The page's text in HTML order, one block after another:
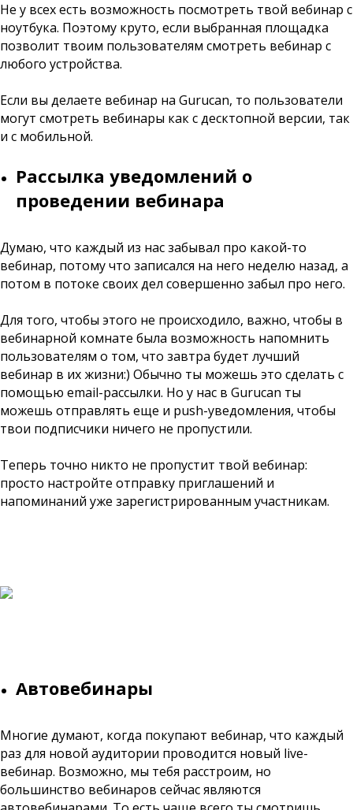
Не у всех есть возможность посмотреть твой вебинар с
ноутбука. Поэтому круто, если выбранная площадка
позволит твоим пользователям смотреть вебинар с
любого устройства.
Если вы делаете вебинар на Gurucan, то пользователи
могут смотреть вебинары как с десктопной версии, так
и с мобильной.
Рассылка уведомлений о
проведении вебинара
Думаю, что каждый из нас забывал про какой-то
вебинар, потому что записался на него неделю назад, а
потом в потоке своих дел совершенно забыл про него.
Для того, чтобы этого не происходило, важно, чтобы в
вебинарной комнате была возможность напомнить
пользователям о том, что завтра будет лучший
вебинар в их жизни:) Обычно ты можешь это сделать с
помощью email-рассылки. Но у нас в Gurucan ты
можешь отправлять еще и push-уведомления, чтобы
твои подписчики ничего не пропустили.
Теперь точно никто не пропустит твой вебинар:
просто настройте отправку приглашений и
напоминаний уже зарегистрированным участникам.
Автовебинары
Многие думают, когда покупают вебинар, что каждый
раз для новой аудитории проводится новый live-
вебинар. Возможно, мы тебя расстроим, но
большинство вебинаров сейчаc являются